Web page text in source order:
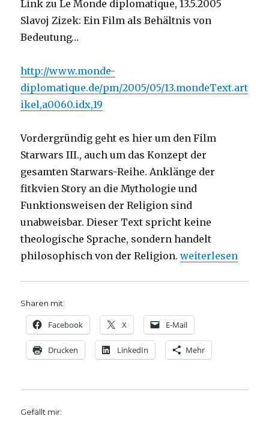
2012
Link zu Le Monde diplomatique, 13.5.2005
Slavoj Zizek: Ein Film als Behältnis von
Bedeutung…
http://www.monde-
diplomatique.de/pm/2005/05/13.mondeText.art
ikel,a0060.idx,19
Vordergründig geht es hier um den Film
Starwars III., auch um das Konzept der
gesamten Starwars-Reihe. Anklänge der
fitkvien Story an die Mythologie und
Funktionsweisen der Religion sind
unabweisbar. Dieser Text spricht keine
theologische Sprache, sondern handelt
philosophisch von der Religion.„Jesus mit Ecken
weiterlesen
Sharen mit:
Facebook X E-Mail
Drucken LinkedIn Mehr
Gefällt mir: